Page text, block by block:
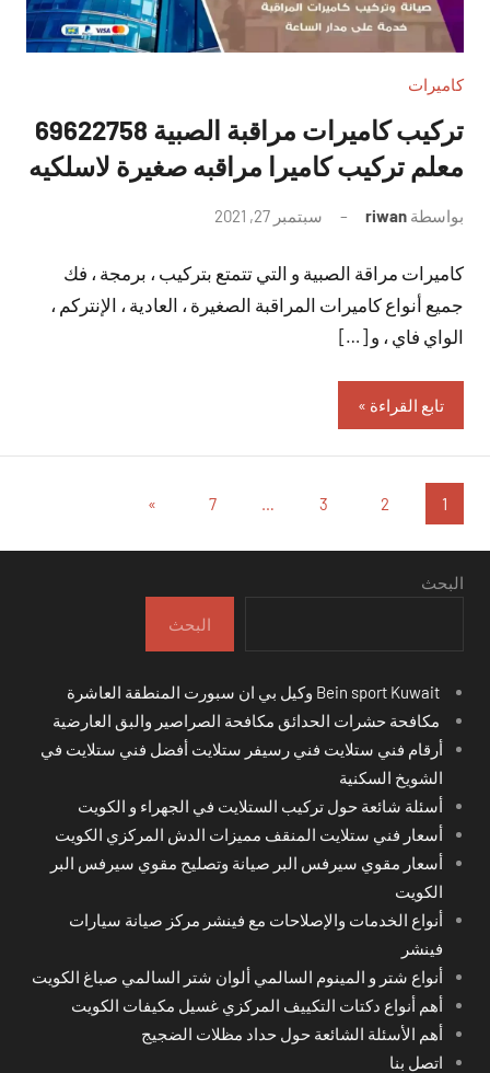
كاميرات
تركيب كاميرات مراقبة الصبية 69622758
معلم تركيب كاميرا مراقبه صغيرة لاسلكيه
بواسطة riwan سبتمبر 27, 2021
تعليقات
كاميرات مراقة الصبية و التي تتمتع بتركيب ، برمجة ، فك
جميع أنواع كاميرات المراقبة الصغيرة ، العادية ، الإنتركم ،
الواي فاي ، و […]
تابع القراءة
تعدد
صفحات
المقالات
1
2
3
…
7
المقالات
»
البحث
البحث
مكافحة حشرات الحدائق مكافحة الصراصير والبق العارضية
أرقام فني ستلايت فني رسيفر ستلايت أفضل فني ستلايت في
الشويخ السكنية
أسئلة شائعة حول تركيب الستلايت في الجهراء و الكويت
أسعار فني ستلايت المنقف مميزات الدش المركزي الكويت
أسعار مقوي سيرفس البر صيانة وتصليح مقوي سيرفس البر
الكويت
أنواع الخدمات والإصلاحات مع فينشر مركز صيانة سيارات
فينشر
أنواع شتر و المينوم السالمي ألوان شتر السالمي صباغ الكويت
أهم أنواع دكتات التكييف المركزي غسيل مكيفات الكويت
أهم الأسئلة الشائعة حول حداد مظلات الضجيج
اتصل بنا